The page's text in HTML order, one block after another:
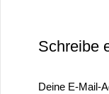
Schreibe
Deine E-Mail-